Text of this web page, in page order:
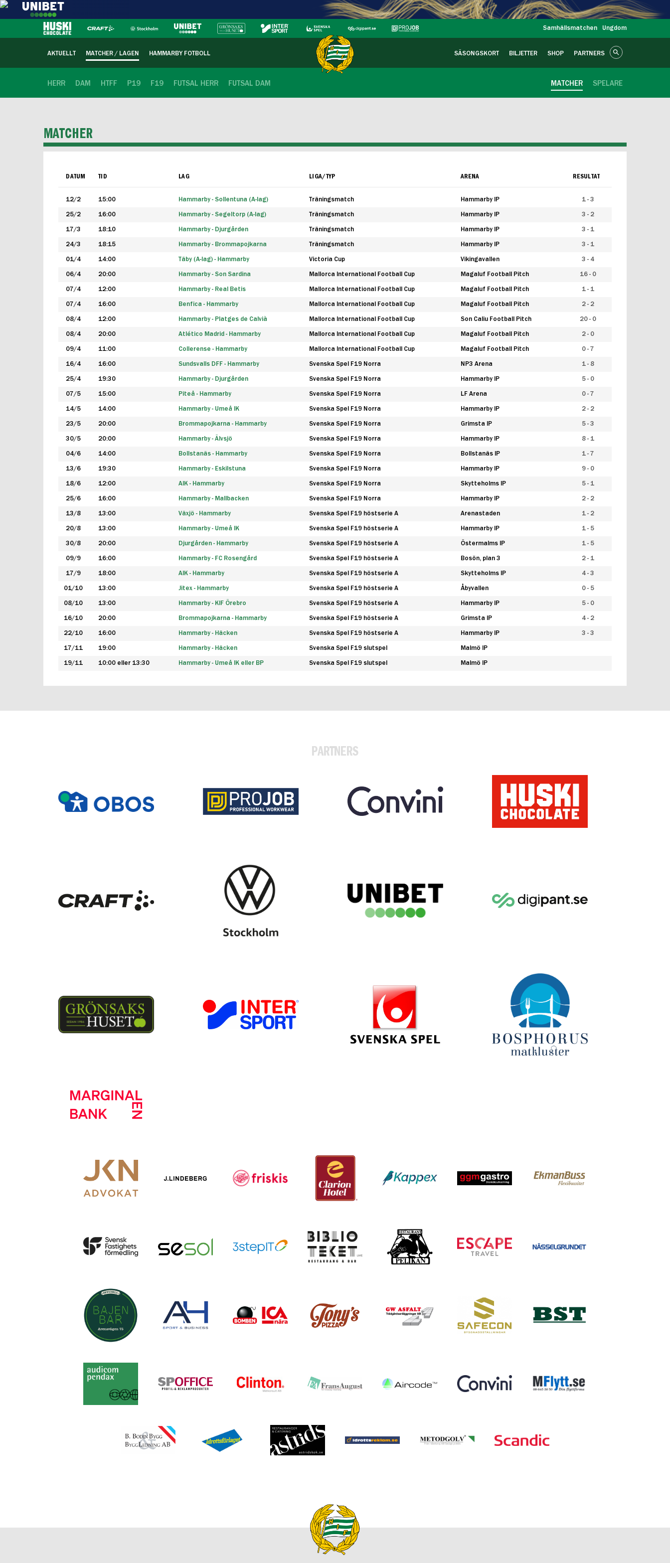
Samhällsmatchen Ungdom
AKTUELLT MATCHER / LAGEN HAMMARBY FOTBOLL SÄSONGSKORT BILJETTER SHOP PARTNERS
HERR DAM HTFF P19 F19 FUTSAL HERR FUTSAL DAM SPELARE
MATCHER
MATCHER
DATUM TID LAG LIGA/TYP ARENA RESULTAT
12/2 15:00 Hammarby - Sollentuna (A-lag) Träningsmatch Hammarby IP 1 - 3
25/2 16:00 Hammarby - Segeltorp (A-lag) Träningsmatch Hammarby IP 3 - 2
17/3 18:10 Hammarby - Djurgården Träningsmatch Hammarby IP 3 - 1
24/3 18:15 Hammarby - Brommapojkarna Träningsmatch Hammarby IP 3 - 1
01/4 14:00 Täby (A-lag) - Hammarby Victoria Cup Vikingavallen 3 - 4
06/4 20:00 Hammarby - Son Sardina Mallorca International Football Cup Magaluf Football Pitch 16 - 0
07/4 12:00 Hammarby - Real Betis Mallorca International Football Cup Magaluf Football Pitch 1 - 1
07/4 16:00 Benfica - Hammarby Mallorca International Football Cup Magaluf Football Pitch 2 - 2
08/4 12:00 Hammarby - Platges de Calvià Mallorca International Football Cup Son Caliu Football Pitch 20 - 0
08/4 20:00 Atlético Madrid - Hammarby Mallorca International Football Cup Magaluf Football Pitch 2 - 0
09/4 11:00 Collerense - Hammarby Mallorca International Football Cup Magaluf Football Pitch 0 - 7
16/4 16:00 Sundsvalls DFF - Hammarby Svenska Spel F19 Norra NP3 Arena 1 - 8
25/4 19:30 Hammarby - Djurgården Svenska Spel F19 Norra Hammarby IP 5 - 0
07/5 15:00 Piteå - Hammarby Svenska Spel F19 Norra LF Arena 0 - 7
14/5 14:00 Hammarby - Umeå IK Svenska Spel F19 Norra Hammarby IP 2 - 2
23/5 20:00 Brommapojkarna - Hammarby Svenska Spel F19 Norra Grimsta IP 5 - 3
30/5 20:00 Hammarby - Älvsjö Svenska Spel F19 Norra Hammarby IP 8 - 1
04/6 14:00 Bollstanäs - Hammarby Svenska Spel F19 Norra Bollstanäs IP 1 - 7
13/6 19:30 Hammarby - Eskilstuna Svenska Spel F19 Norra Hammarby IP 9 - 0
18/6 12:00 AIK - Hammarby Svenska Spel F19 Norra Skytteholms IP 5 - 1
25/6 16:00 Hammarby - Mallbacken Svenska Spel F19 Norra Hammarby IP 2 - 2
13/8 13:00 Växjö - Hammarby Svenska Spel F19 höstserie A Arenastaden 1 - 2
20/8 13:00 Hammarby - Umeå IK Svenska Spel F19 höstserie A Hammarby IP 1 - 5
30/8 20:00 Djurgården - Hammarby Svenska Spel F19 höstserie A Östermalms IP 1 - 5
09/9 16:00 Hammarby - FC Rosengård Svenska Spel F19 höstserie A Bosön, plan 3 2 - 1
17/9 18:00 AIK - Hammarby Svenska Spel F19 höstserie A Skytteholms IP 4 - 3
01/10 13:00 Jitex - Hammarby Svenska Spel F19 höstserie A Åbyvallen 0 - 5
08/10 13:00 Hammarby - KIF Örebro Svenska Spel F19 höstserie A Hammarby IP 5 - 0
16/10 20:00 Brommapojkarna - Hammarby Svenska Spel F19 höstserie A Grimsta IP 4 - 2
22/10 16:00 Hammarby - Häcken Svenska Spel F19 höstserie A Hammarby IP 3 - 3
17/11 19:00 Hammarby - Häcken Svenska Spel F19 slutspel Malmö IP
19/11 10:00 eller 13:30 Hammarby - Umeå IK eller BP Svenska Spel F19 slutspel Malmö IP
PARTNERS